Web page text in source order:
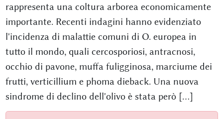
rappresenta una coltura arborea economicamente
importante. Recenti indagini hanno evidenziato
l'incidenza di malattie comuni di O. europea in
tutto il mondo, quali cercosporiosi, antracnosi,
occhio di pavone, muffa fuligginosa, marciume dei
frutti, verticillium e phoma dieback. Una nuova
sindrome di declino dell'olivo è stata però [...]